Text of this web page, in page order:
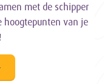
met de schipper
hoogtepunten van je